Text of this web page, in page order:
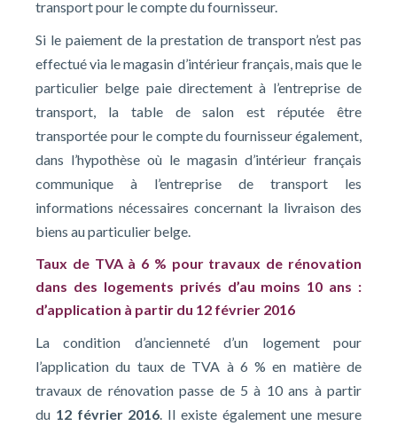
transport pour le compte du fournisseur.
Si le paiement de la prestation de transport n’est pas
effectué via le magasin d’intérieur français, mais que le
particulier belge paie directement à l’entreprise de
transport, la table de salon est réputée être
transportée pour le compte du fournisseur également,
dans l’hypothèse où le magasin d’intérieur français
communique à l’entreprise de transport les
informations nécessaires concernant la livraison des
biens au particulier belge.
Taux de TVA à 6 % pour travaux de rénovation
dans des logements privés d’au moins 10 ans :
d’application à partir du 12 février 2016
La condition d’ancienneté d’un logement pour
l’application du taux de TVA à 6 % en matière de
travaux de rénovation passe de 5 à 10 ans à partir
du 12 février 2016. Il existe également une mesure